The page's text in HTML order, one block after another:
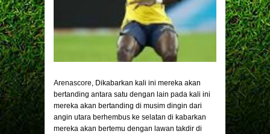
Arenascore, Dikabarkan kali ini mereka akan
bertanding antara satu dengan lain pada kali ini
mereka akan bertanding di musim dingin dari
angin utara berhembus ke selatan di kabarkan
mereka akan bertemu dengan lawan takdir di